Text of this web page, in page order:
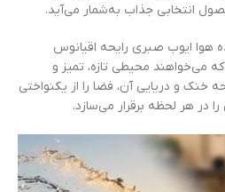
انتخابی جذاب به‌شمار می‌آید.
هوا ایوب صبری رایحه اقیانوس
می‌خواهند محیطی تازه، تمیز و
خنک و دریایی آن، فضا را از یکنواختی
در هر لحظه برقرار می‌سازد.